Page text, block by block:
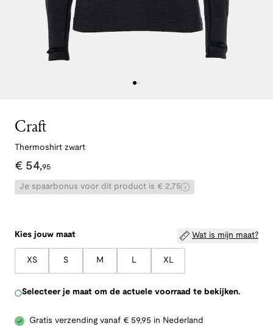
Craft
Thermoshirt zwart
€ 54,95
Je spaarbonus voor dit product is € 2,75
Kies jouw maat Wat is mijn maat?
XS S M L XL
Selecteer je maat om de actuele voorraad te bekijken.
Gratis verzending vanaf € 59,95 in Nederland